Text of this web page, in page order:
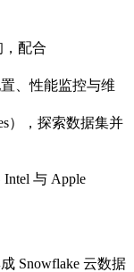
配合
、性能监控与维
），探索数据集并
与 Apple
Snowflake 云数据